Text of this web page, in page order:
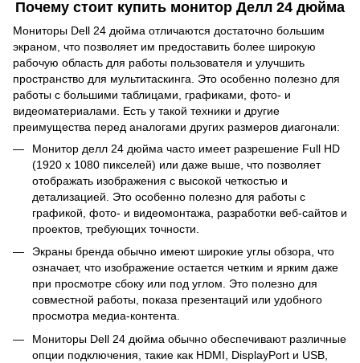
Почему стоит купить монитор Делл 24 дюйма
Мониторы Dell 24 дюйма отличаются достаточно большим
экраном, что позволяет им предоставить более широкую
рабочую область для работы пользователя и улучшить
пространство для мультитаскинга. Это особенно полезно для
работы с большими таблицами, графиками, фото- и
видеоматериалами. Есть у такой техники и другие
преимущества перед аналогами других размеров диагонали:
Монитор делл 24 дюйма часто имеет разрешение Full HD
(1920 x 1080 пикселей) или даже выше, что позволяет
отображать изображения с высокой четкостью и
детализацией. Это особенно полезно для работы с
графикой, фото- и видеомонтажа, разработки веб-сайтов и
проектов, требующих точности.
Экраны бренда обычно имеют широкие углы обзора, что
означает, что изображение остается четким и ярким даже
при просмотре сбоку или под углом. Это полезно для
совместной работы, показа презентаций или удобного
просмотра медиа-контента.
Мониторы Dell 24 дюйма обычно обеспечивают различные
опции подключения, такие как HDMI, DisplayPort и USB,